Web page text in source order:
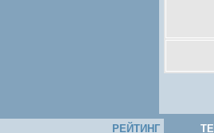
РЕЙТИНГ